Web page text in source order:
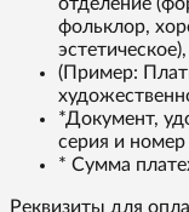
фольклор,
(Пример:
*Документ,
серия и номер
* Сумма
Реквизиты для